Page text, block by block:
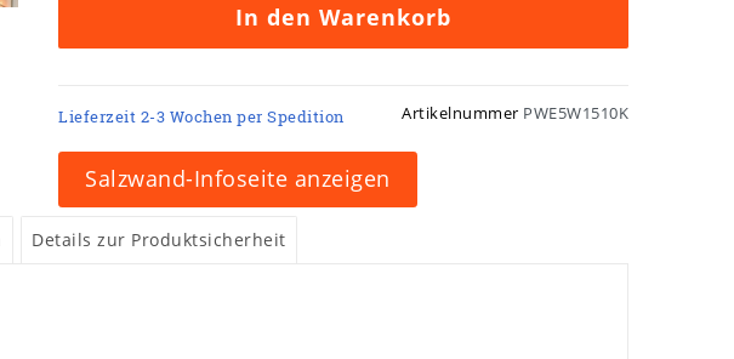
In den Warenkorb
Lieferzeit 2-3 Wochen per Spedition Artikelnummer PWE5W1510K
Salzwand-Infoseite anzeigen
Details zur Produktsicherheit